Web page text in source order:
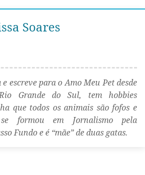
Soares
escreve para o Amo Meu Pet desde
Grande do Sul, tem hobbies
que todos os animais são fofos e
formou em Jornalismo pela
Fundo e é “mãe” de duas gatas.